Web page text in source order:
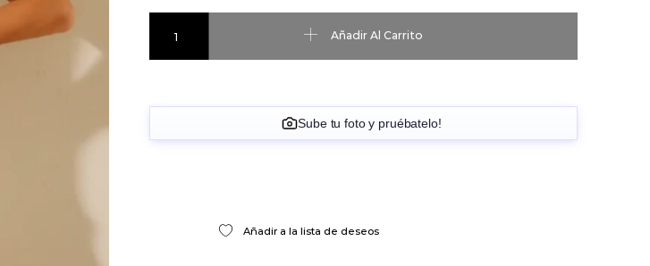
Añadir Al Carrito
Sube tu foto y pruébatelo!
Añadir a la lista de deseos